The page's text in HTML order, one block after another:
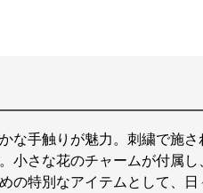
な手触りが魅力。刺繍で施さ
小さな花のチャームが付属し
の特別なアイテムとして、日